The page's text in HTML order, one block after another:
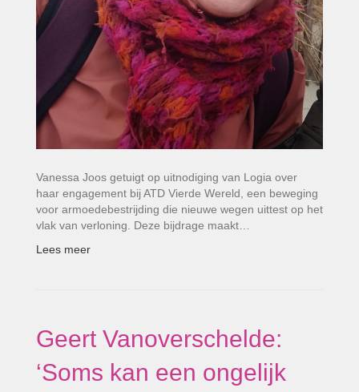
Vanessa Joos getuigt op uitnodiging van Logia over
haar engagement bij ATD Vierde Wereld, een beweging
voor armoedebestrijding die nieuwe wegen uittest op het
vlak van verloning. Deze bijdrage maakt…
Lees meer
Geert Vanoverschelde:
‘Soms kan een ongelijk